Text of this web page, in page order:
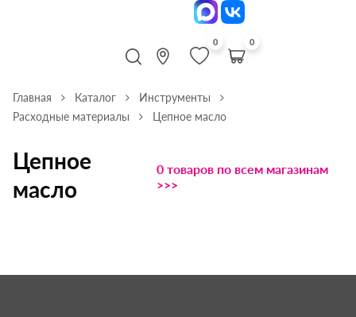
0 0
Главная Каталог
Инструменты
Расходные материалы
Цепное масло
Цепное
масло
0 товаров по всем магазинам
>>>